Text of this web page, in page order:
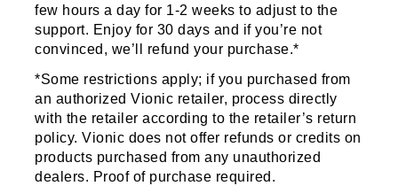
few hours a day for 1-2 weeks to adjust to the
support. Enjoy for 30 days and if you’re not
convinced, we’ll refund your purchase.*
*Some restrictions apply; if you purchased from
an authorized Vionic retailer, process directly
with the retailer according to the retailer’s return
policy. Vionic does not offer refunds or credits on
products purchased from any unauthorized
dealers. Proof of purchase required.